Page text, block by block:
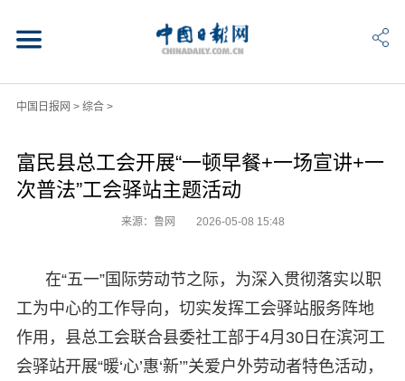
中国日报网 > 综合>
富民县总工会开展“一顿早餐+一场宣讲+一
次普法”工会驿站主题活动
来源：鲁网 2026-05-08 15:48
在“五一”国际劳动节之际，为深入贯彻落实以职
工为中心的工作导向，切实发挥工会驿站服务阵地
作用，县总工会联合县委社工部于4月30日在滨河工
会驿站开展“暖‘心’惠‘新’”关爱户外劳动者特色活动，